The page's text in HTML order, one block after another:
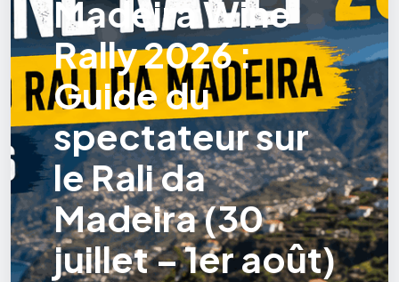
Madeira Wine
Rally 2026 :
Guide du
spectateur sur
le Rali da
Madeira (30
juillet – 1er août)